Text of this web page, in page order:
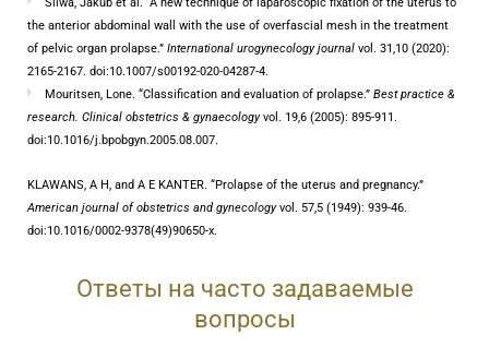
Śliwa, Jakub et al. “A new technique of laparoscopic fixation of the uterus to
the anterior abdominal wall with the use of overfascial mesh in the treatment
of pelvic organ prolapse.” International urogynecology journal vol. 31,10 (2020):
2165-2167. doi:10.1007/s00192-020-04287-4.
Mouritsen, Lone. “Classification and evaluation of prolapse.” Best practice &
research. Clinical obstetrics & gynaecologyvol. 19,6 (2005): 895-911.
doi:10.1016/j.bpobgyn.2005.08.007.
KLAWANS, A H, and A E KANTER. “Prolapse of the uterus and pregnancy.”
American journal of obstetrics and gynecologyvol. 57,5 (1949): 939-46.
doi:10.1016/0002-9378(49)90650-x.
Ответы на часто задаваемые
вопросы